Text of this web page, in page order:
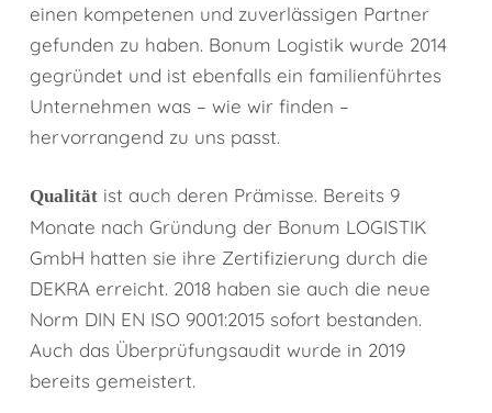
einen kompetenen und zuverlässigen Partner
gefunden zu haben. Bonum Logistik wurde 2014
gegründet und ist ebenfalls ein familienführtes
Unternehmen was – wie wir finden –
hervorrangend zu uns passt.
Qualitätist auch deren Prämisse. Bereits 9
Monate nach Gründung der Bonum LOGISTIK
GmbH hatten sie ihre Zertifizierung durch die
DEKRA erreicht. 2018 haben sie auch die neue
Norm DIN EN ISO 9001:2015 sofort bestanden.
Auch das Überprüfungsaudit wurde in 2019
bereits gemeistert.